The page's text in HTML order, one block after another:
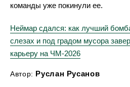
команды уже покинули ее.
Неймар сдался: как лучший
слезах и под градом мусора
карьеру на ЧМ-2026
Автор: Руслан Русанов